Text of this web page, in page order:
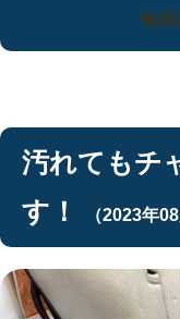
長崎
汚れてもチ
す！
（2023年